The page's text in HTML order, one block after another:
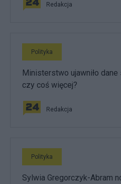
Redakcja
Polityka
Ministerstwo ujawniło
czy coś więcej?
Redakcja
Polityka
Sylwia Gregorczyk-Abram